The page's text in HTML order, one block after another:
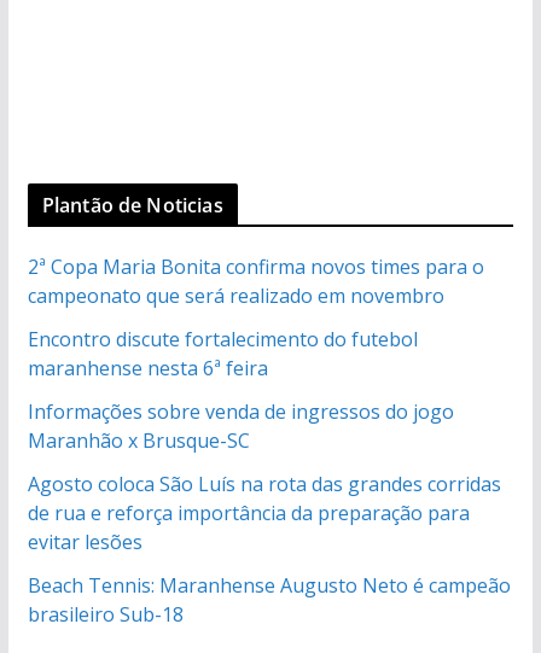
Plantão de Noticias
2ª Copa Maria Bonita confirma novos times para o
campeonato que será realizado em novembro
Encontro discute fortalecimento do futebol
maranhense nesta 6ª feira
Informações sobre venda de ingressos do jogo
Maranhão x Brusque-SC
Agosto coloca São Luís na rota das grandes corridas
de rua e reforça importância da preparação para
evitar lesões
Beach Tennis: Maranhense Augusto Neto é campeão
brasileiro Sub-18